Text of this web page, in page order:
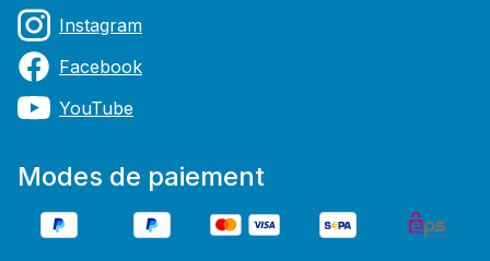
Instagram
Facebook
YouTube
Modes de paiement